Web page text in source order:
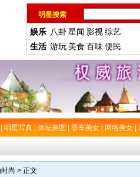
明星搜索
娱乐 八卦星闻 影视综艺
生活 游玩 美食 百味便民
明星写真 体坛美图 香车美女 网络美女
尚 > 正文